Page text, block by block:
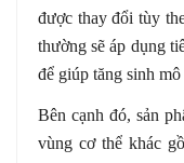
được thay đổi tùy
thường sẽ áp dụng
để giúp tăng sinh mô
Bên cạnh đó, sản
vùng cơ thể khác